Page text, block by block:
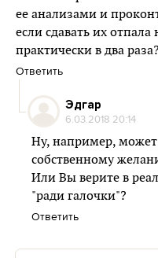
ее анализами и
если сдавать их
практически в два раза?
Ответить
Эдгар
6.03.2018 20:14
Ну, например,
собственному
Или Вы верите в
"ради галочки"?
Ответить